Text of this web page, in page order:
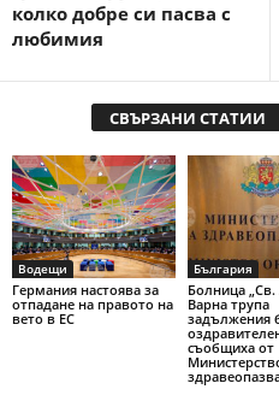
колко добре си пасва с
любимия
СВЪРЗАНИ СТАТИИ
Водещи
Германия настоява за
отпадане на правото на
вето в ЕС
България
Болница
Варна трупа
задължения
съобщиха от